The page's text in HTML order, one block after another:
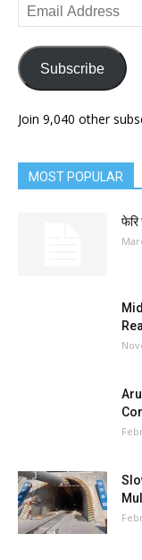
Email
Address
Subscribe
Join 9,040 other
MOST POPULAR
फेरि